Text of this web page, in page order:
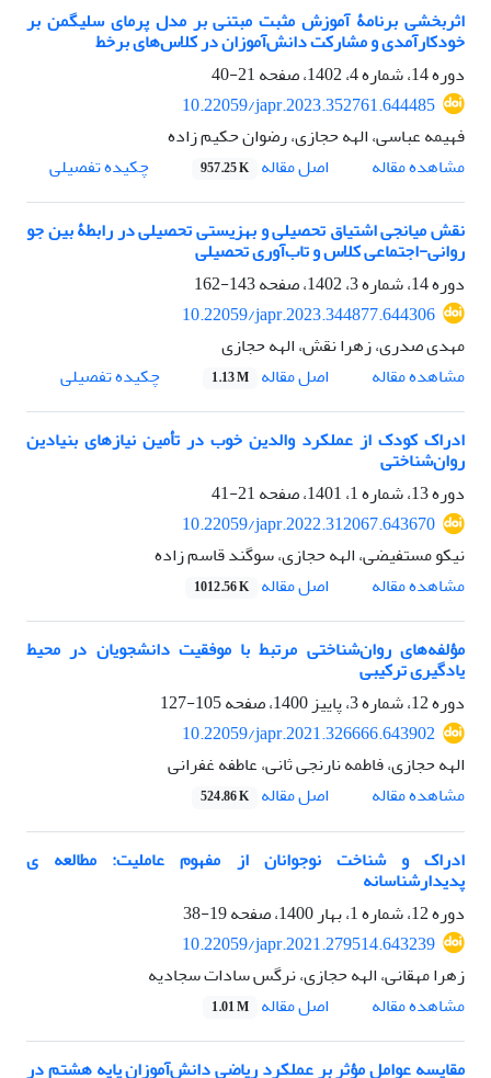
اثربخشی برنامۀ آموزش مثبت مبتنی بر مدل پرمای سلیگمن بر
خودکارآمدی و مشارکت دانش‌آموزان در کلاس‌های برخط
دوره 14، شماره 4، 1402، صفحه
21-40
10.22059/japr.2023.352761.644485
فهیمه عباسی، الهه حجازی، رضوان حکیم زاده
مشاهده مقاله
اصل مقاله 957.25 K
چکیده تفصیلی
نقش میانجی اشتیاق تحصیلی و بهزیستی تحصیلی در رابطۀ بین جو
روانی-اجتماعی کلاس و تاب‌آوری تحصیلی
دوره 14، شماره 3، 1402، صفحه
143-162
10.22059/japr.2023.344877.644306
مهدی صدری، زهرا نقش، الهه حجازی
مشاهده مقاله
اصل مقاله 1.13 M
چکیده تفصیلی
ادراک کودک از عملکرد والدین خوب در تأمین نیازهای بنیادین
روان‌شناختی
دوره 13، شماره 1، 1401، صفحه
21-41
10.22059/japr.2022.312067.643670
نیکو مستفیضی، الهه حجازی، سوگند قاسم زاده
مشاهده مقاله
اصل مقاله 1012.56 K
مؤلفه‌های روان‌شناختی مرتبط با موفقیت دانشجویان در محیط
یادگیری ترکیبی
دوره 12، شماره 3، پاییز 1400، صفحه
105-127
10.22059/japr.2021.326666.643902
الهه حجازی، فاطمه نارنجی ثانی، عاطفه غفرانی
مشاهده مقاله
اصل مقاله 524.86 K
ادراک و شناخت نوجوانان از مفهوم عاملیت: مطالعه ی
پدیدارشناسانه
دوره 12، شماره 1، بهار 1400، صفحه
19-38
10.22059/japr.2021.279514.643239
زهرا مهقانی، الهه حجازی، نرگس سادات سجادیه
مشاهده مقاله
اصل مقاله 1.01 M
مقایسه عوامل مؤثر بر عملکرد ریاضی دانش‌آموزان پایه هشتم در